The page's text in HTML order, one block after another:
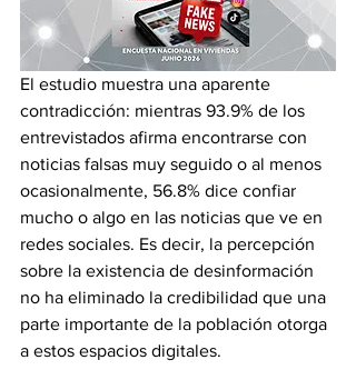
El estudio muestra una aparente
contradicción: mientras 93.9% de los
entrevistados afirma encontrarse con
noticias falsas muy seguido o al menos
ocasionalmente, 56.8% dice confiar
mucho o algo en las noticias que ve en
redes sociales. Es decir, la percepción
sobre la existencia de desinformación
no ha eliminado la credibilidad que una
parte importante de la población otorga
a estos espacios digitales.